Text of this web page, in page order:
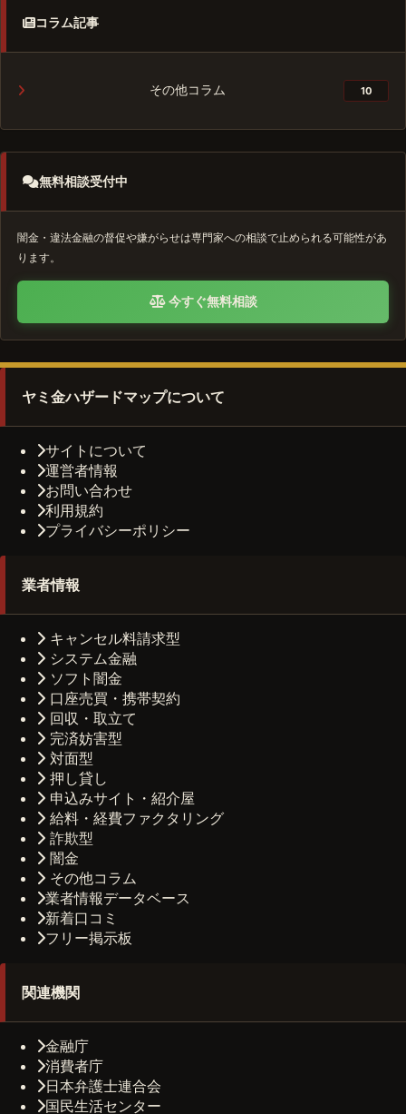
コラム記事
その他コラム 10
無料相談受付中
闇金・違法金融の督促や嫌がらせは専門家への相談で止められる可能性があ
ります。
今すぐ無料相談
ヤミ金ハザードマップについて
サイトについて
運営者情報
お問い合わせ
利用規約
プライバシーポリシー
業者情報
キャンセル料請求型
システム金融
ソフト闇金
口座売買・携帯契約
回収・取立て
完済妨害型
対面型
押し貸し
申込みサイト・紹介屋
給料・経費ファクタリング
詐欺型
闇金
その他コラム
業者情報データベース
新着口コミ
フリー掲示板
関連機関
金融庁
消費者庁
日本弁護士連合会
国民生活センター